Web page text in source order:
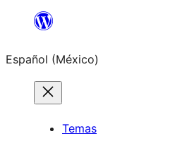
Saltar
contenido
Español (México)
Temas